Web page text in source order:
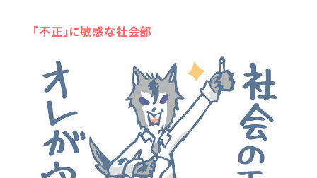
「不正」に敏感な社会部